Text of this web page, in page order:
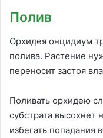
Полив
Орхидея онцидиум
полива. Растение
переносит застоя
Поливать орхидею
субстрата высохнет
избегать попадания